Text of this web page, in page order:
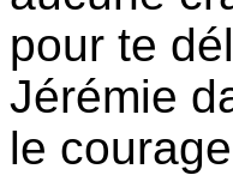
pour te
Jérémie
le